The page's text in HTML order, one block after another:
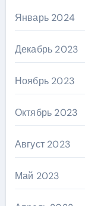
Январь 2024
Декабрь 2023
Ноябрь 2023
Октябрь 2023
Август 2023
Май 2023